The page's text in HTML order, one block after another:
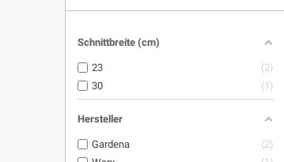
Schnittbreite (cm)
23
2
30
1
Hersteller
Gardena
2